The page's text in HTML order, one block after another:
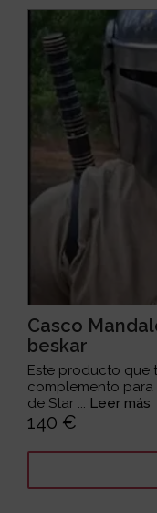
Casco
beskar
Este producto que
complemento
de Star ... Leer más
140 €